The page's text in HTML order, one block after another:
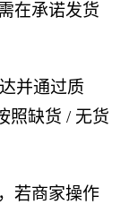
在承诺发货
并通过质
照缺货 / 无货
若商家操作